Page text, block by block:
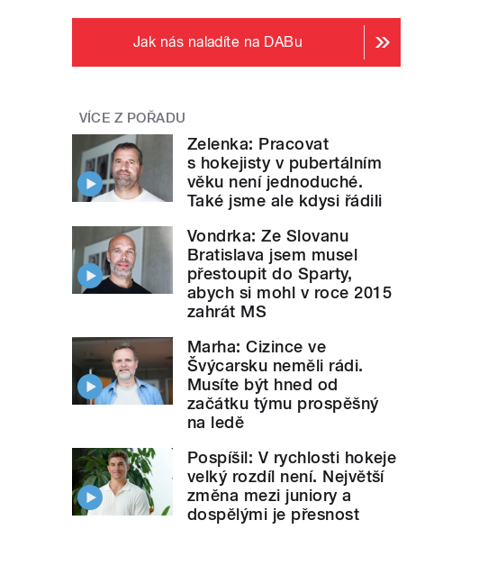
Jak nás naladíte na DABu
VÍCE Z POŘADU
Zelenka: Pracovat
s hokejisty v pubertálním
věku není jednoduché.
Také jsme ale kdysi řádili
Vondrka: Ze Slovanu
Bratislava jsem musel
přestoupit do Sparty,
abych si mohl v roce 2015
zahrát MS
Marha: Cizince ve
Švýcarsku neměli rádi.
Musíte být hned od
začátku týmu prospěšný
na ledě
Pospíšil: V rychlosti hokeje
velký rozdíl není. Největší
změna mezi juniory a
dospělými je přesnost